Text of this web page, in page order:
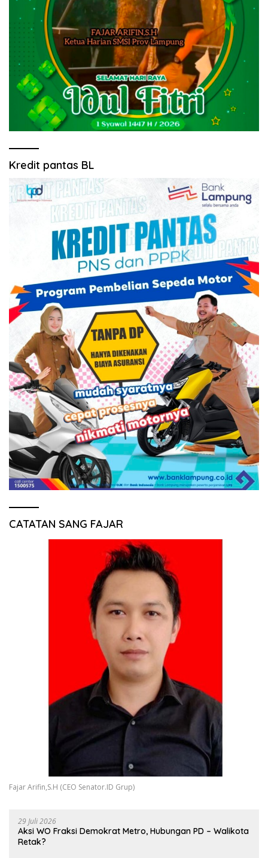
Kredit pantas BL
CATATAN SANG FAJAR
Fajar Arifin,S.H (CEO Senator.ID Grup)
29 Juli 2026
Aksi WO Fraksi Demokrat Metro, Hubungan PD – Walikota
Retak?